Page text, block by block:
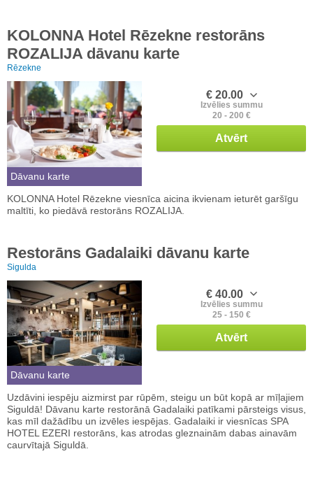
KOLONNA Hotel Rēzekne restorāns
ROZALIJA dāvanu karte
Rēzekne
Dāvanu karte
€ 20.00
Izvēlies summu
20 - 200 €
Atvērt
KOLONNA Hotel Rēzekne viesnīca aicina ikvienam ieturēt garšīgu
maltīti, ko piedāvā restorāns ROZALIJA.
Restorāns Gadalaiki dāvanu karte
Sigulda
Dāvanu karte
€ 40.00
Izvēlies summu
25 - 150 €
Atvērt
Uzdāvini iespēju aizmirst par rūpēm, steigu un būt kopā ar mīļajiem
Siguldā! Dāvanu karte restorānā Gadalaiki patīkami pārsteigs visus,
kas mīl dažādību un izvēles iespējas. Gadalaiki ir viesnīcas SPA
HOTEL EZERI restorāns, kas atrodas gleznainām dabas ainavām
caurvītajā Siguldā.